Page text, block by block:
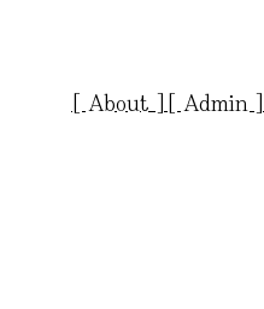
[ About ] [ Admin ]